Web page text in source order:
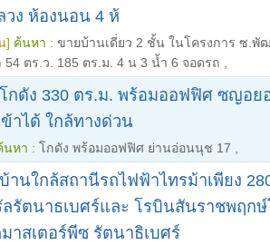
วง ห้องนอน 4 ห้
] ค้นหา : ขายบ้านเดี่ยว 2 ชั้น ในโครงการ ซ.พั
54 ตร.ว. 185 ตร.ม. 4 น 3 น้ำ 6 จอดรถ
โกดัง 330 ตร.ม. พร้อมออฟฟิศ ซญอย
าได้ ใกล้ทางด่วน
นหา : โกดัง พร้อมออฟฟิศ ย่านอ่อนนุช 17
านใกล้สถานีรถไฟฟ้าไทรม้าเพียง
รัตนาธเบศร์และ โรบินสันราชพฤกษ์
าสเตอร์พีซ รัตนาธิเบศร์